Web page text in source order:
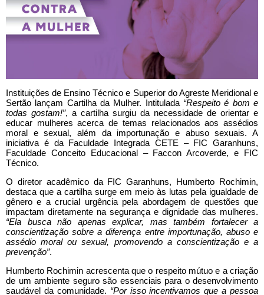
Instituições de Ensino Técnico e Superior do Agreste Meridional e
Sertão lançam Cartilha da Mulher. Intitulada “Respeito é bom e
todas gostam!”, a cartilha surgiu da necessidade de orientar e
educar mulheres acerca de temas relacionados aos assédios
moral e sexual, além da importunação e abuso sexuais. A
iniciativa é da Faculdade Integrada CETE – FIC Garanhuns,
Faculdade Conceito Educacional – Faccon Arcoverde, e FIC
Técnico.
O diretor acadêmico da FIC Garanhuns, Humberto Rochimin,
destaca que a cartilha surge em meio às lutas pela igualdade de
gênero e a crucial urgência pela abordagem de questões que
impactam diretamente na segurança e dignidade das mulheres.
“Ela busca não apenas explicar, mas também fortalecer a
conscientização sobre a diferença entre importunação, abuso e
assédio moral ou sexual, promovendo a conscientização e a
prevenção”.
Humberto Rochimin acrescenta que o respeito mútuo e a criação
de um ambiente seguro são essenciais para o desenvolvimento
saudável da comunidade. “Por isso incentivamos que a pessoa